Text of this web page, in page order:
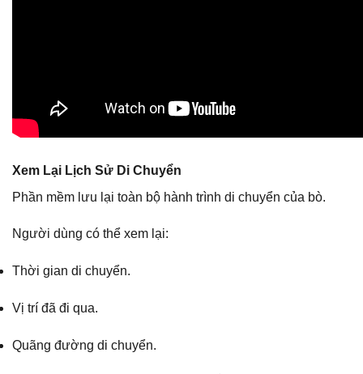
Xem Lại Lịch Sử Di Chuyển
Phần mềm lưu lại toàn bộ hành trình di chuyển của bò.
Người dùng có thể xem lại:
Thời gian di chuyển.
Vị trí đã đi qua.
Quãng đường di chuyển.